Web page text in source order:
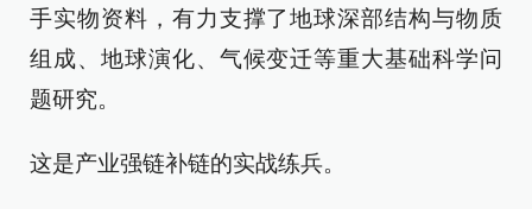
手实物资料，有力支撑了地球深部结构与物质
组成、地球演化、气候变迁等重大基础科学问
题研究。
这是产业强链补链的实战练兵。